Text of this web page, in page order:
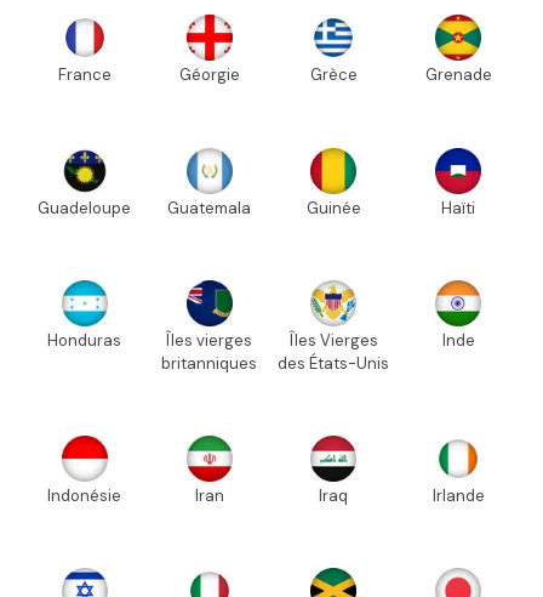
France Géorgie Grèce Grenade
Guadeloupe Guatemala Guinée Haïti
Honduras
Îles vierges
britanniques
Îles Vierges
des États-Unis
Inde
Indonésie Iran Iraq Irlande